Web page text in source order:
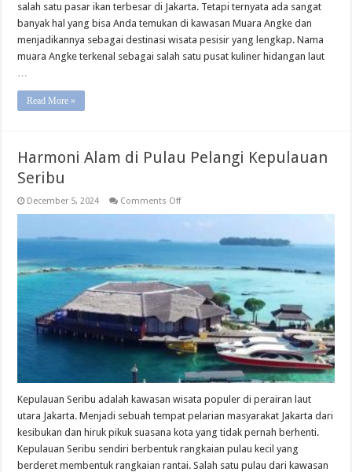
salah satu pasar ikan terbesar di Jakarta. Tetapi ternyata ada sangat
banyak hal yang bisa Anda temukan di kawasan Muara Angke dan
menjadikannya sebagai destinasi wisata pesisir yang lengkap. Nama
muara Angke terkenal sebagai salah satu pusat kuliner hidangan laut
…
Read More »
Harmoni Alam di Pulau Pelangi Kepulauan
Seribu
December 5, 2024 Comments Offon
Pulau
Seribu
Kepulauan Seribu adalah kawasan wisata populer di perairan laut
utara Jakarta. Menjadi sebuah tempat pelarian masyarakat Jakarta dari
kesibukan dan hiruk pikuk suasana kota yang tidak pernah berhenti.
Kepulauan Seribu sendiri berbentuk rangkaian pulau kecil yang
berderet membentuk rangkaian rantai. Salah satu pulau dari kawasan